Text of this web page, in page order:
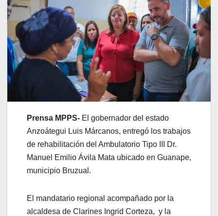
Prensa MPPS- El gobernador del estado
Anzoátegui Luis Márcanos, entregó los trabajos
de rehabilitación del Ambulatorio Tipo III Dr.
Manuel Emilio Ávila Mata ubicado en Guanape,
municipio Bruzual.
El mandatario regional acompañado por la
alcaldesa de Clarines Ingrid Corteza, y la